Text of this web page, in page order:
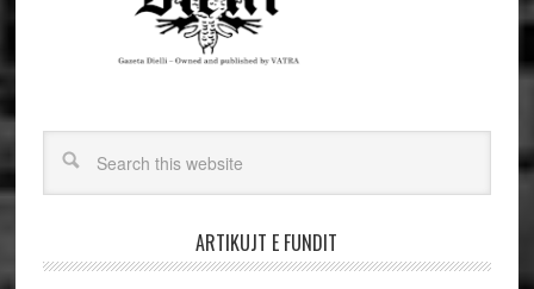
ARTIKUJT E FUNDIT